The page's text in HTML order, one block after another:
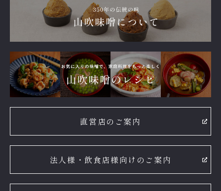
直営店のご案内
法人様・飲食店様向けのご案内